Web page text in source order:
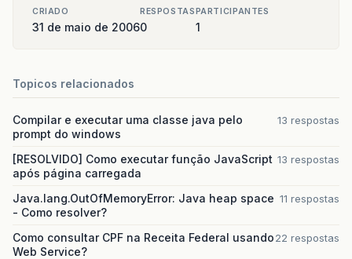
CRIADO
31 de maio de 2006
RESPOSTAS
0
PARTICIPANTES
1
Topicos relacionados
Compilar e executar uma classe java pelo
prompt do windows
13 respostas
[RESOLVIDO] Como executar função JavaScript
após página carregada
13 respostas
Java.lang.OutOfMemoryError: Java heap space
- Como resolver?
11 respostas
Como consultar CPF na Receita Federal usando
Web Service?
22 respostas